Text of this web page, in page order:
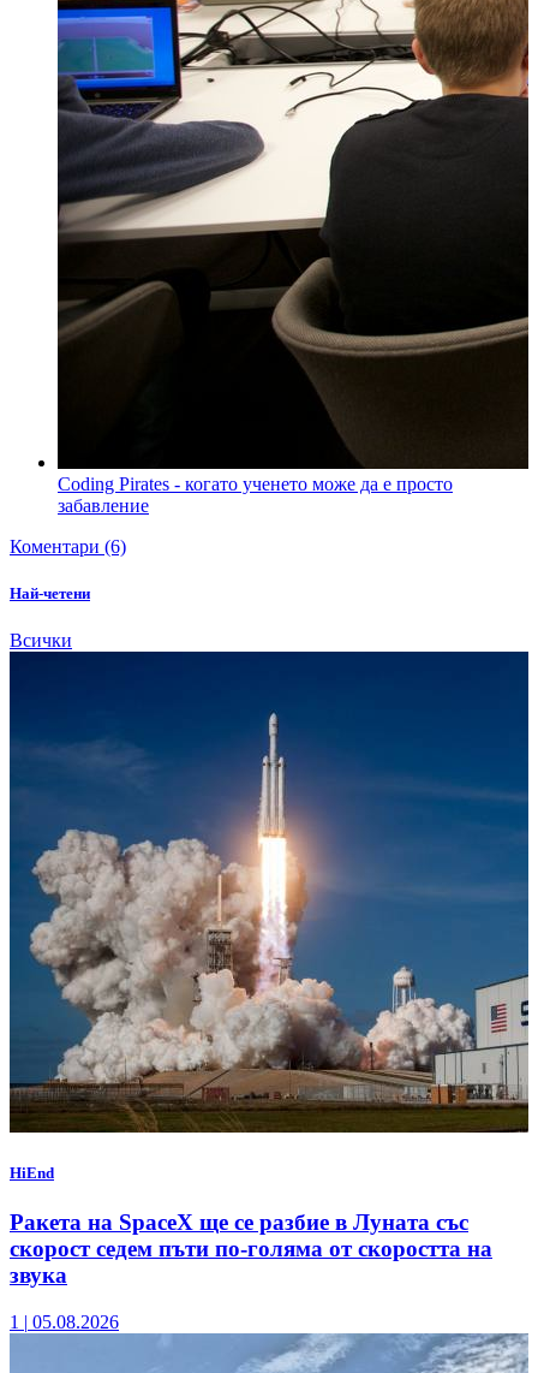
Coding Pirates - когато ученето може да е просто
забавление
Коментари (6)
Най-четени
Всички
HiEnd
Ракета на SpaceX ще се разбие в Луната със
скорост седем пъти по-голяма от скоростта на
звука
1 | 05.08.2026